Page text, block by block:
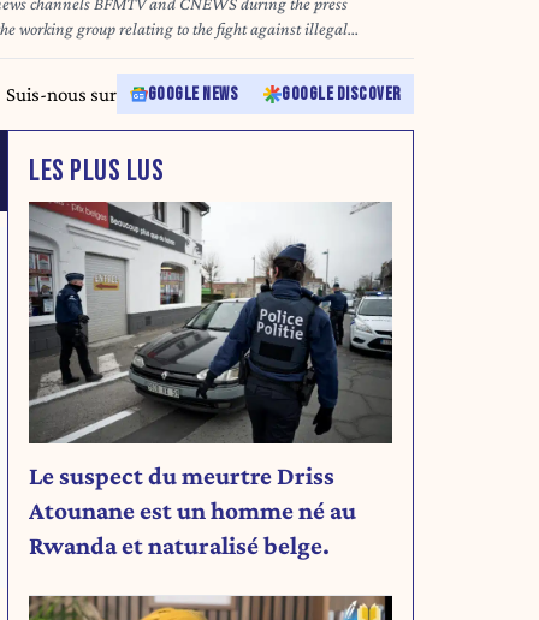
working group relating to the fight against illegal
Hotel Beauveau in Paris on July 7, 2025. Illustration des
et CNEWS lors de la conference de presse de restitutions
a la lutte contre les installations illegales sur le terrais d
/ Hans Lucas via
Suis-nous sur GOOGLE NEWS GOOGLE DISCOVER
LES PLUS LUS
Le suspect du meurtre Driss
Atounane est un homme né au
Rwanda et naturalisé belge.